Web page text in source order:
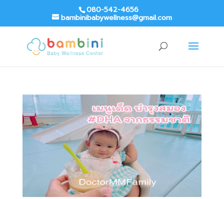
080-542-4656
bambinibabywellness@gmail.com